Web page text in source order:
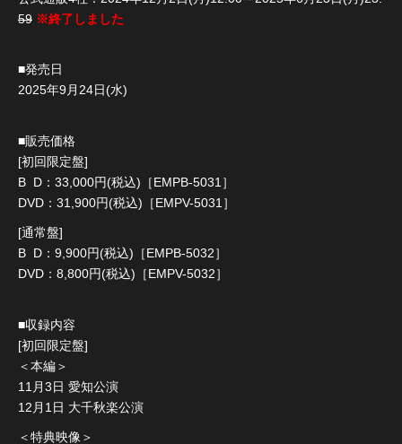
59 ※終了しました
■発売日
2025年9月24日(水)
■販売価格
[初回限定盤]
B D：33,000円(税込)［EMPB-5031］
DVD：31,900円(税込)［EMPV-5031］
[通常盤]
B D：9,900円(税込)［EMPB-5032］
DVD：8,800円(税込)［EMPV-5032］
■収録内容
[初回限定盤]
＜本編＞
11月3日 愛知公演
12月1日 大千秋楽公演
＜特典映像＞